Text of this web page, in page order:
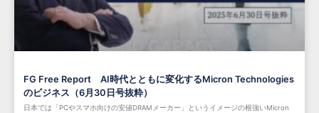
FG Free Report AI時代とともに変化するMicron Technologies
のビジネス（6月30日号抜粋）
日本では「PCやスマホ向けの安値DRAMメーカー」というイメージの根強いMicron